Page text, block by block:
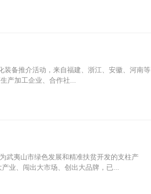
备推介活动，来自福建、浙江、安徽、河南等
产加工企业、合作社...
武夷山市绿色发展和精准扶贫开发的支柱产
业、闯出大市场、创出大品牌，已...